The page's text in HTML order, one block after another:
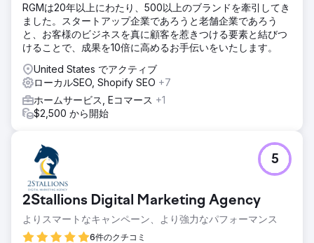
RGMは20年以上にわたり、500以上のブランドを牽引してき
ました。スタートアップ企業であろうと老舗企業であろう
と、お客様のビジネスを真に顧客を惹きつける要素と結びつ
けることで、成果を10倍に高めるお手伝いをいたします。
United States でアクティブ
ローカルSEO, Shopify SEO +7
ホームサービス, Eコマース +1
$2,500 から開始
2Stallions Digital Marketing Agency
よりスマートなキャンペーン、より強力なパフォーマンス
6件のクチコミ
5